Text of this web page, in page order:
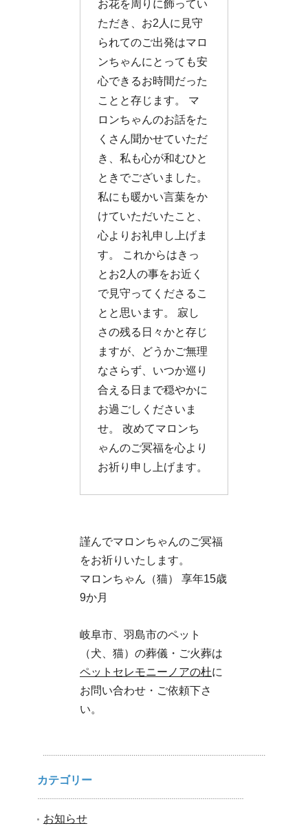
お花を周りに飾ってい
ただき、お2人に見守
られてのご出発はマロ
ンちゃんにとっても安
心できるお時間だった
ことと存じます。 マ
ロンちゃんのお話をた
くさん聞かせていただ
き、私も心が和むひと
ときでございました。
私にも暖かい言葉をか
けていただいたこと、
心よりお礼申し上げま
す。 これからはきっ
とお2人の事をお近く
で見守ってくださるこ
とと思います。 寂し
さの残る日々かと存じ
ますが、どうかご無理
なさらず、いつか巡り
合える日まで穏やかに
お過ごしくださいま
せ。 改めてマロンち
ゃんのご冥福を心より
お祈り申し上げます。
謹んでマロンちゃんのご冥福
をお祈りいたします。
マロンちゃん（猫） 享年15歳
9か月
岐阜市、羽島市のペット
（犬、猫）の葬儀・ご火葬は
ペットセレモニーノアの杜に
お問い合わせ・ご依頼下さ
い。
カテゴリー
お知らせ